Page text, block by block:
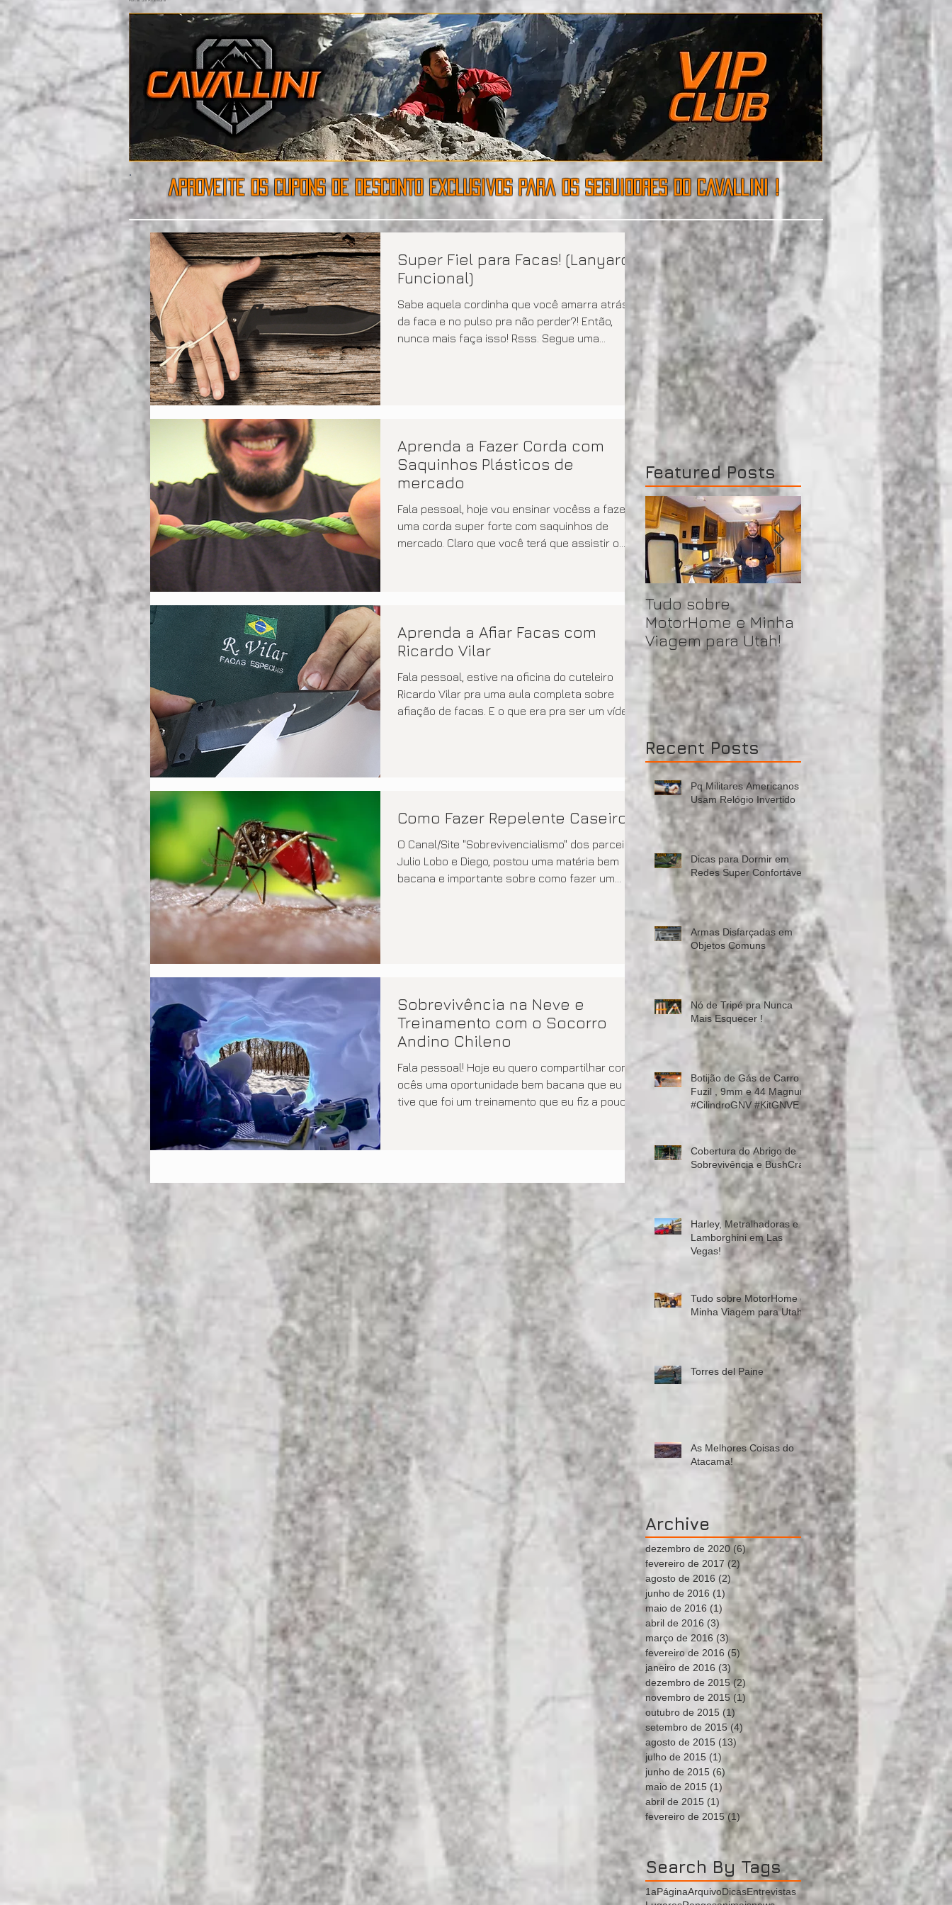
aproveite os cupons de desconto exclusivos para os seguidores do cavallini !
Super Fiel para Facas! (Lanyard
Funcional)
Sabe aquela cordinha que você amarra atrás
da faca e no pulso pra não perder?! Então,
nunca mais faça isso! Rsss. Segue uma
Aprenda a Fazer Corda com
Saquinhos Plásticos de
mercado
Fala pessoal, hoje vou ensinar vocêss a fazer
uma corda super forte com saquinhos de
mercado. Claro que você terá que assistir o
Aprenda a Afiar Facas com
Ricardo Vilar
Fala pessoal, estive na oficina do cuteleiro
Ricardo Vilar pra uma aula completa sobre
afiação de facas. E o que era pra ser um vídeo...
Como Fazer Repelente Caseiro
O Canal/Site "Sobrevivencialismo" dos parceiros
Julio Lobo e Diego, postou uma matéria bem
bacana e importante sobre como fazer um...
Sobrevivência na Neve e
Treinamento com o Socorro
Andino Chileno
Fala pessoal! H​oje​ eu quero compartilhar c​om​ v​
ocês uma oportunidade bem bacana que eu
tive que foi um treinamento que eu fiz a pouco...
Featured Posts
Tudo sobre
MotorHome e Minha
Viagem para Utah!
Torres del Paine
Recent Posts
Pq Militares Americanos
Usam Relógio Invertido
Dicas para Dormir em
Redes Super Confortável!
Armas Disfarçadas em
Objetos Comuns
Nó de Tripé pra Nunca
Mais Esquecer !
Botijão de Gás de Carro x
Fuzil , 9mm e 44 Magnum
#CilindroGNV #KitGNVE
Cobertura do Abrigo de
Sobrevivência e BushCraft
Harley, Metralhadoras e
Lamborghini em Las
Vegas!
Tudo sobre MotorHome e
Minha Viagem para Utah!
Torres del Paine
As Melhores Coisas do
Atacama!
Archive
dezembro de 2020 (6)6 posts
fevereiro de 2017 (2)2 posts
agosto de 2016 (2) 2 posts
junho de 2016 (1)
maio de 2016 (1) 1 post
abril de 2016 (3) 3 posts
março de 2016 (3)3 posts
fevereiro de 2016 (5)5 posts
janeiro de 2016 (3) 3 posts
dezembro de 2015 (2) 2 posts
novembro de 2015 (1) 1 post
outubro de 2015 (1)
setembro de 2015 (4) 4 posts
agosto de 2015 (13) 13 posts
julho de 2015 (1)1 post
junho de 2015 (6) 6 posts
maio de 2015 (1) 1 post
abril de 2015 (1) 1 post
fevereiro de 2015 (1)1 post
Search By Tags
1aPáginaArquivoDicasEntrevistas